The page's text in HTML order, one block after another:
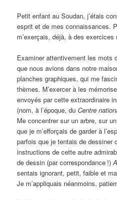
Petit enfant au Soudan, j’étais
esprit et de mes connaissances.
m’exerçais, déjà, à des
Examiner attentivement les mots
que nous avions dans notre
planches graphiques, qui me
thèmes. M’exercer à les
envoyés par cette extraordinaire
(nom, à l’époque, duCentre
Me concentrer sur un arbre, sur
que je m’efforçais de garder à
parfois que je tentais de dessiner
instructions de cette autre
de dessin (par correspondance !)
sentais ignorant, petit, faible et
Je m’appliquais néanmoins,